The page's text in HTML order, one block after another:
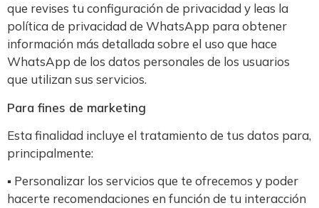
que revises tu configuración de privacidad y leas la
política de privacidad de WhatsApp para obtener
información más detallada sobre el uso que hace
WhatsApp de los datos personales de los usuarios
que utilizan sus servicios.
Para fines de marketing
Esta finalidad incluye el tratamiento de tus datos para,
principalmente:
▪ Personalizar los servicios que te ofrecemos y poder
hacerte recomendaciones en función de tu interacción